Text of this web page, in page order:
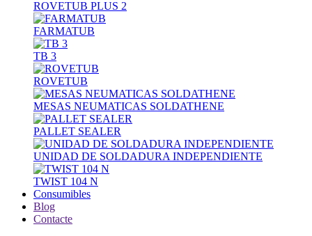
ROVETUB PLUS 2
FARMATUB
TB 3
ROVETUB
MESAS NEUMATICAS SOLDATHENE
PALLET SEALER
UNIDAD DE SOLDADURA INDEPENDIENTE
TWIST 104 N
Consumibles
Blog
Contacte